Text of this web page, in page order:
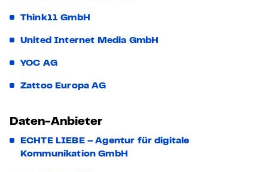
Think11 GmbH
United Internet Media GmbH
YOC AG
Zattoo Europa AG
Daten-Anbieter
ECHTE LIEBE – Agentur für digitale
Kommunikation GmbH